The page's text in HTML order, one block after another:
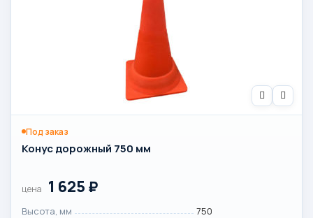
Под заказ
Конус дорожный 750 мм
цена 1 625 ₽
Высота, мм
750